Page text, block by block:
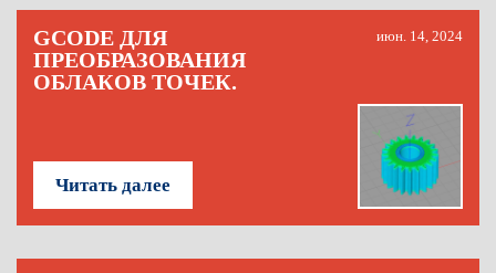
GCODE ДЛЯ
ПРЕОБРАЗОВАНИЯ
ОБЛАКОВ ТОЧЕК.
июн. 14, 2024
Читать далее